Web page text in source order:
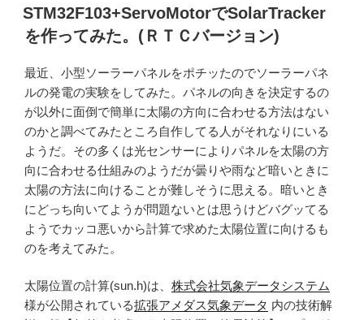
稿
日:
STM32F103+ServoMotorでSolarTracker
を作ってみた。(ＲＴＣバージョン)
最近、小型ソーラーパネルをポチッたのでソーラーパネ
ルの発電の実験をしてみた。パネルの向きを決定するの
が以外に面倒で簡単に太陽の方向に合わせる方法はない
のかと調べてみたところ自作してる人がそれなりにいる
ようだ。その多くは光センサーによりパネルを太陽の方
向に合わせる仕組みのようだが曇りや雨など暗いときに
太陽の方法に向けることが難しそうに思える。暗いとき
にどっち向いてようが問題ないとは思うけどバグッてる
ようでカッコ悪いから計算で求めた太陽位置に向けるも
のを考えてみた。
太陽位置の計算(sun.h)は、 株式会社気象データシステム
様が公開されている拡張アメダス気象データ 内の技術解